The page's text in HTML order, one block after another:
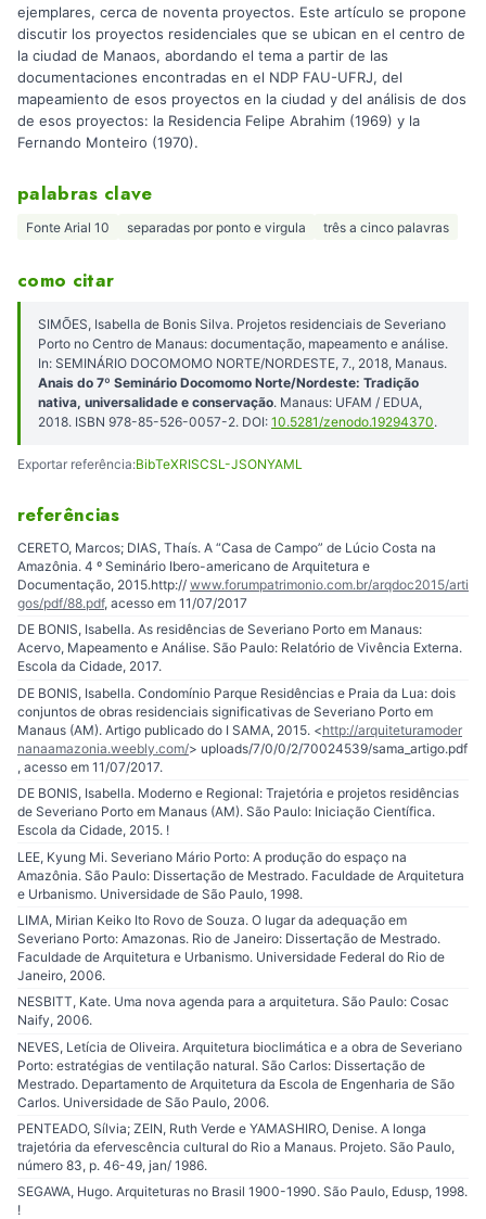
ejemplares, cerca de noventa proyectos. Este artículo se propone
discutir los proyectos residenciales que se ubican en el centro de
la ciudad de Manaos, abordando el tema a partir de las
documentaciones encontradas en el NDP FAU-UFRJ, del
mapeamiento de esos proyectos en la ciudad y del análisis de dos
de esos proyectos: la Residencia Felipe Abrahim (1969) y la
Fernando Monteiro (1970).
palabras clave
Fonte Arial 10 separadas por ponto e virgula três a cinco palavras
como citar
SIMÕES, Isabella de Bonis Silva. Projetos residenciais de Severiano
Porto no Centro de Manaus: documentação, mapeamento e análise.
In: SEMINÁRIO DOCOMOMO NORTE/NORDESTE, 7., 2018, Manaus.
Anais do 7º Seminário Docomomo Norte/Nordeste: Tradição
nativa, universalidade e conservação. Manaus: UFAM / EDUA,
2018. ISBN 978-85-526-0057-2. DOI: 10.5281/zenodo.19294370.
Exportar referência:BibTeXRISCSL-JSONYAML
referências
CERETO, Marcos; DIAS, Thaís. A “Casa de Campo” de Lúcio Costa na
Amazônia. 4 º Seminário Ibero-americano de Arquitetura e
Documentação, 2015.http:// www.forumpatrimonio.com.br/arqdoc2015/arti
gos/pdf/88.pdf, acesso em 11/07/2017
DE BONIS, Isabella. As residências de Severiano Porto em Manaus:
Acervo, Mapeamento e Análise. São Paulo: Relatório de Vivência Externa.
Escola da Cidade, 2017.
DE BONIS, Isabella. Condomínio Parque Residências e Praia da Lua: dois
conjuntos de obras residenciais significativas de Severiano Porto em
Manaus (AM). Artigo publicado do I SAMA, 2015. <http://arquiteturamoder
nanaamazonia.weebly.com/> uploads/7/0/0/2/70024539/sama_artigo.pdf
, acesso em 11/07/2017.
DE BONIS, Isabella. Moderno e Regional: Trajetória e projetos residências
de Severiano Porto em Manaus (AM). São Paulo: Iniciação Científica.
Escola da Cidade, 2015. !
LEE, Kyung Mi. Severiano Mário Porto: A produção do espaço na
Amazônia. São Paulo: Dissertação de Mestrado. Faculdade de Arquitetura
e Urbanismo. Universidade de São Paulo, 1998.
LIMA, Mirian Keiko Ito Rovo de Souza. O lugar da adequação em
Severiano Porto: Amazonas. Rio de Janeiro: Dissertação de Mestrado.
Faculdade de Arquitetura e Urbanismo. Universidade Federal do Rio de
Janeiro, 2006.
NESBITT, Kate. Uma nova agenda para a arquitetura. São Paulo: Cosac
Naify, 2006.
NEVES, Letícia de Oliveira. Arquitetura bioclimática e a obra de Severiano
Porto: estratégias de ventilação natural. São Carlos: Dissertação de
Mestrado. Departamento de Arquitetura da Escola de Engenharia de São
Carlos. Universidade de São Paulo, 2006.
PENTEADO, Sílvia; ZEIN, Ruth Verde e YAMASHIRO, Denise. A longa
trajetória da efervescência cultural do Rio a Manaus. Projeto. São Paulo,
número 83, p. 46-49, jan/ 1986.
SEGAWA, Hugo. Arquiteturas no Brasil 1900-1990. São Paulo, Edusp, 1998.
!